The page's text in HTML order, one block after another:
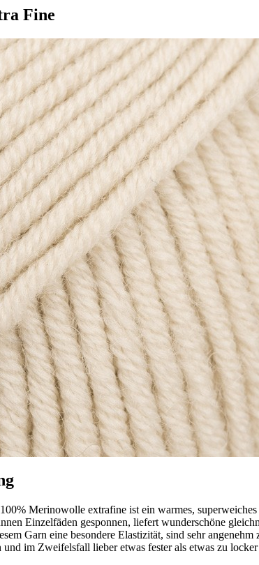
Fine
Merinowolle extrafine ist ein warmes,
Einzelfäden gesponnen, liefert wunderschöne
Garn eine besondere Elastizität, sind sehr
und im Zweifelsfall lieber etwas fester als etwas zu